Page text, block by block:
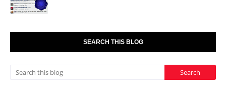
SEARCH THIS BLOG